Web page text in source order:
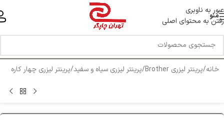
عبور به ناوبری
رفتن به محتوای اصلی
منو
خانه/پرینتر لیزری Brother /پرینتر لیزری سیاه و سفید/پرینتر لیزری چهار کاره